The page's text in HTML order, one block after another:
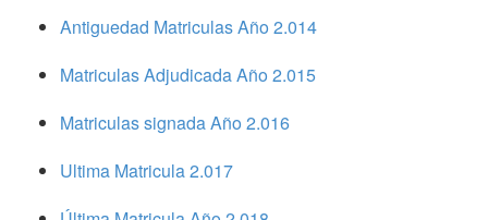
Antiguedad Matriculas Año 2.014
Matriculas Adjudicada Año 2.015
Matriculas signada Año 2.016
Ultima Matricula 2.017